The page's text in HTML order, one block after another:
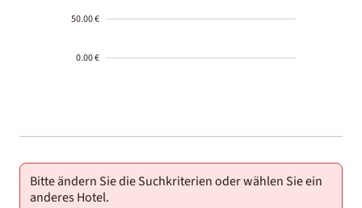
50.00 €
0.00 €
01-02
Bitte ändern Sie die Suchkriterien oder wählen Sie ein
anderes Hotel.